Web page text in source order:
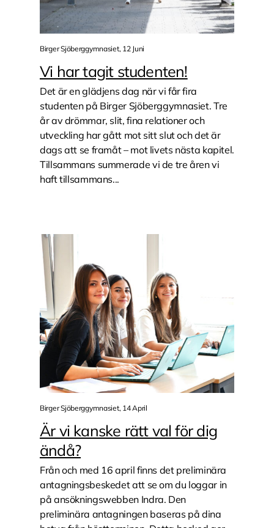
Birger Sjöberggymnasiet, 12 Juni
Vi har tagit studenten!
Det är en glädjens dag när vi får fira
studenten på Birger Sjöberggymnasiet. Tre
år av drömmar, slit, fina relationer och
utveckling har gått mot sitt slut och det är
dags att se framåt – mot livets nästa kapitel.
Tillsammans summerade vi de tre åren vi
haft tillsammans...
Birger Sjöberggymnasiet, 14 April
Är vi kanske rätt val för dig
ändå?
Från och med 16 april finns det preliminära
antagningsbeskedet att se om du loggar in
på ansökningswebben Indra. Den
preliminära antagningen baseras på dina